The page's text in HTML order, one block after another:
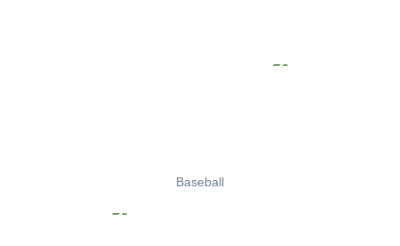
Baseball